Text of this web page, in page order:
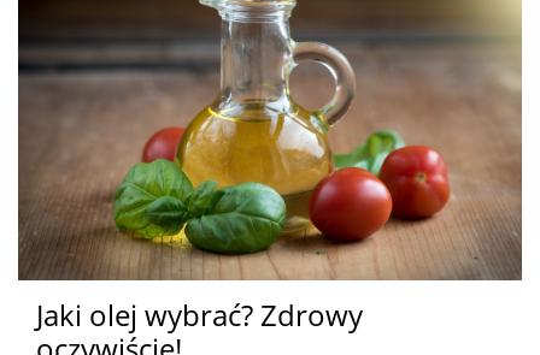
Jaki olej wybrać? Zdrowy